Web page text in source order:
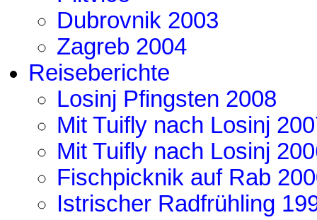
Dubrovnik 2003
Zagreb 2004
Reiseberichte
Losinj Pfingsten 2008
Mit Tuifly nach Losinj
Mit Tuifly nach Losinj
Fischpicknik auf Rab
Istrischer Radfrühling